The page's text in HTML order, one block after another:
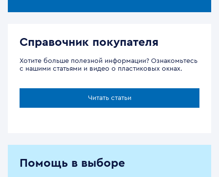
Справочник покупателя
Хотите больше полезной информации? Ознакомьтесь
с нашими статьями и видео о пластиковых окнах.
Читать статьи
Помощь в выборе